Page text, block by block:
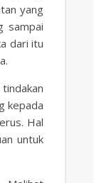
yang
sampai
dari itu
kepada
Hal
untuk